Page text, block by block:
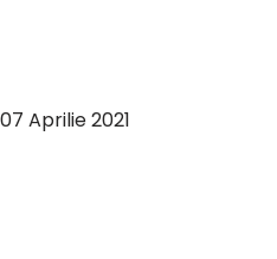
Aprilie 2021